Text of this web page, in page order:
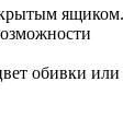
обивки или